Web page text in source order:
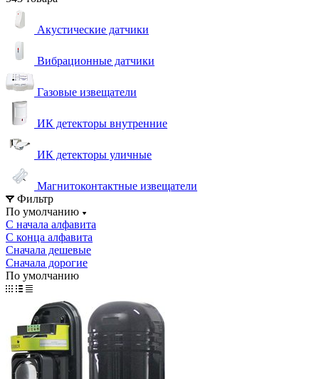
Акустические датчики
Вибрационные датчики
Газовые извещатели
ИК детекторы внутренние
ИК детекторы уличные
Магнитоконтактные извещатели
Фильтр
По умолчанию
С начала алфавита
С конца алфавита
Сначала дешевые
Сначала дорогие
По умолчанию